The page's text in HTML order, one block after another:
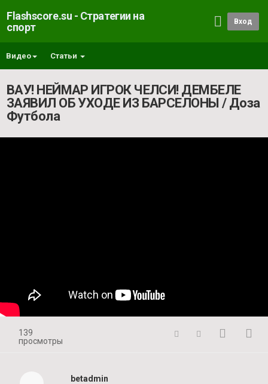
Flashscore.su - Стратегии на
спорт
Вход
Видео Статьи
ВАУ! НЕЙМАР ИГРОК ЧЕЛСИ! ДЕМБЕЛЕ
ЗАЯВИЛ ОБ УХОДЕ ИЗ БАРСЕЛОНЫ / Доза
Футбола
139
просмотры
betadmin